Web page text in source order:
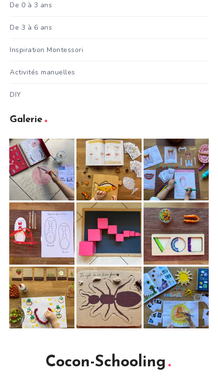
De 0 à 3 ans
De 3 à 6 ans
Inspiration Montessori
Activités manuelles
DIY
Galerie
Cocon-Schooling